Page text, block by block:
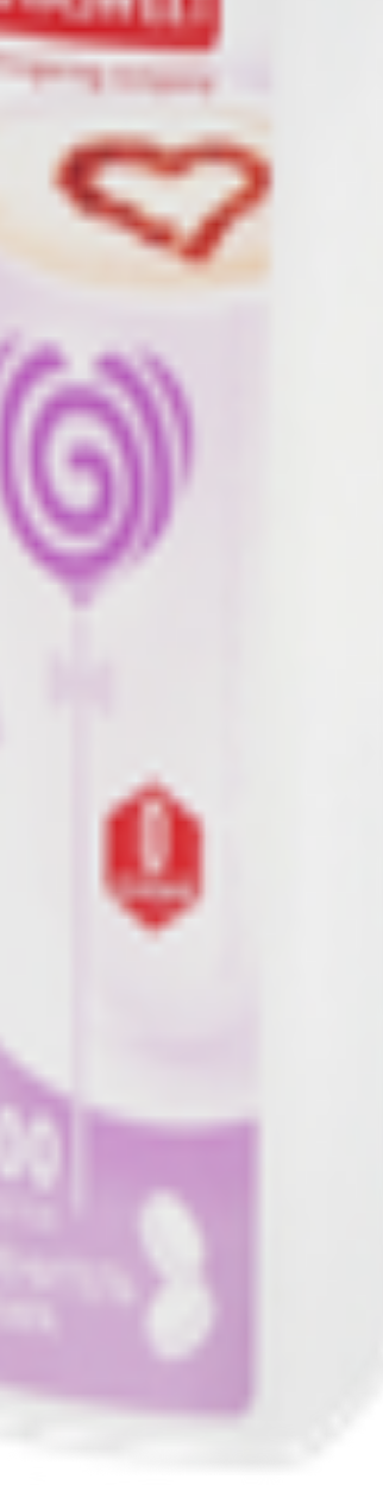
заменителя сахара соответствует
гидрокарбонат натрия (сода
ул. Кутузовская, д.5
Гомельским облисполкомом
А